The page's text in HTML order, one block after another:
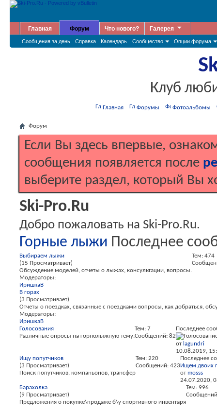
Главная Форум
Сообщения за день Справка Календарь Сообщество Опции форума
Что нового? Галерея
Клуб
Главная Форумы Фотоальбомы
Форум
Если Вы здесь впервые,
сообщения появляется после
выберите раздел, который Вы
Ski-Pro.Ru
Добро пожаловать на Ski-Pro.Ru.
Горные лыжи Последнее
Выбираем лыжи
(15 Просматривает)
Обсуждение моделей, отчеты о лыжах, консультации, вопросы.
Модераторы:
ИришкаВ
Тем: 474
В горах
(3 Просматривает)
Отчеты о поездках, связанные с поездками вопросы, как добраться,
Модераторы:
ИришкаВ
Голосования
Различные опросы на горнолыжную тему.
Тем: 7
Сообщений: 82
Последнее
от lagundri
10.08.2019,
Ищу попутчиков
(3 Просматривает)
Поиск попутчиков, компаньонов, трансфер
Тем: 220
Сообщений: 423
Последнее
Ищем двоих
от mosss
24.07.2020,
Барахолка
(9 Просматривает)
Предложения о покупке\продаже б\у спортивного инвентаря
Тем: 996